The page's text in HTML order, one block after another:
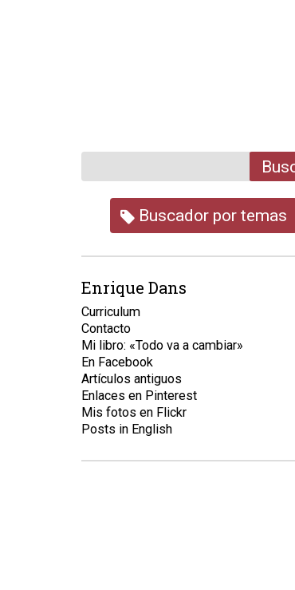
Buscador por temas
Enrique Dans
Curriculum
Contacto
Mi libro: «Todo va a cambiar»
En Facebook
Artículos antiguos
Enlaces en Pinterest
Mis fotos en Flickr
Posts in English